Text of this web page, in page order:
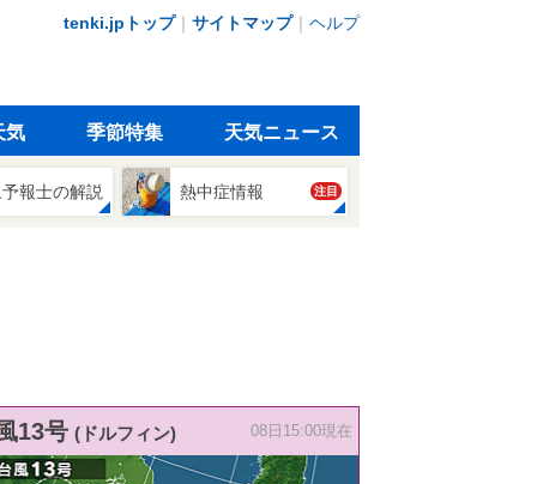
tenki.jpトップ｜ サイトマップ｜ ヘルプ
気 季節特集 天気ニュース
報士の解説 熱中症情報 注目
13号 (ドルフィン) 08日15:00現在